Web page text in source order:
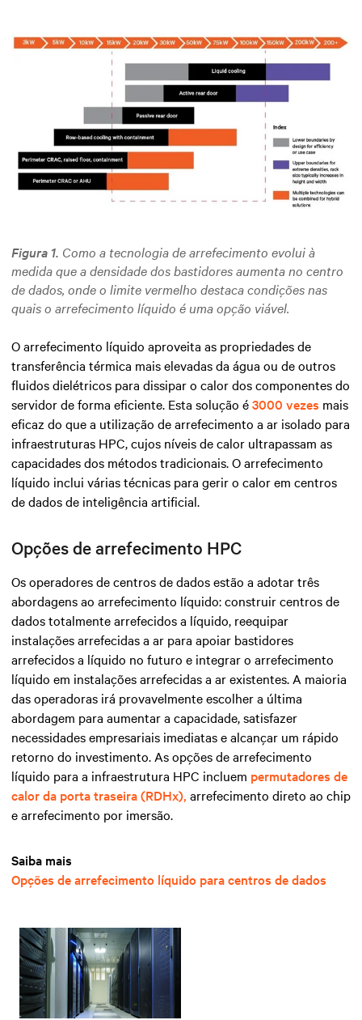
Figura 1. Como a tecnologia de arrefecimento evolui à
medida que a densidade dos bastidores aumenta no centro
de dados, onde o limite vermelho destaca condições nas
quais o arrefecimento líquido é uma opção viável.
O arrefecimento líquido aproveita as propriedades de
transferência térmica mais elevadas da água ou de outros
fluidos dielétricos para dissipar o calor dos componentes do
servidor de forma eficiente. Esta solução é3000 vezes mais
eficaz do que a utilização de arrefecimento a ar isolado para
infraestruturas HPC, cujos níveis de calor ultrapassam as
capacidades dos métodos tradicionais. O arrefecimento
líquido inclui várias técnicas para gerir o calor em centros
de dados de inteligência artificial.
Opções de arrefecimento HPC
Os operadores de centros de dados estão a adotar três
abordagens ao arrefecimento líquido: construir centros de
dados totalmente arrefecidos a líquido, reequipar
instalações arrefecidas a ar para apoiar bastidores
arrefecidos a líquido no futuro e integrar o arrefecimento
líquido em instalações arrefecidas a ar existentes. A maioria
das operadoras irá provavelmente escolher a última
abordagem para aumentar a capacidade, satisfazer
necessidades empresariais imediatas e alcançar um rápido
retorno do investimento. As opções de arrefecimento
líquido para a infraestrutura HPC incluem permutadores de
calor da porta traseira (RDHx), arrefecimento direto ao chip
e arrefecimento por imersão.
Saiba mais
Opções de arrefecimento líquido para centros de dados